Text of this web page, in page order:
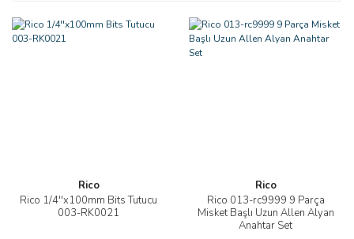
Rico
Rico 1/4''x100mm Bits Tutucu
003-RK0021
Rico
Rico 013-rc9999 9 Parça
Misket Başlı Uzun Allen Alyan
Anahtar Set